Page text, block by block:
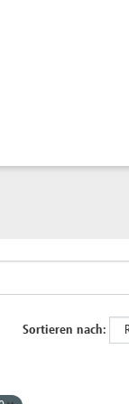
Sortieren nach